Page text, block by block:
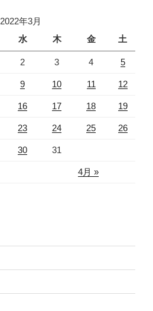
2022年3月
水 木 金 土
4月 »
2 3 4 5
9 10 11 12
16 17 18 19
23 24 25 26
30 31